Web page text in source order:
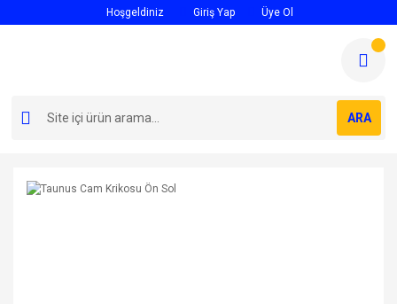
Hoşgeldiniz Giriş Yap Üye Ol
ARA